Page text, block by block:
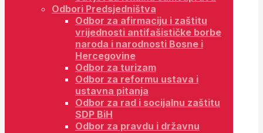
Odbori Predsjedništva
Odbor za afirmaciju i zaštitu
vrijednosti antifašističke borbe
naroda i narodnosti Bosne i
Hercegovine
Odbor za turizam
Odbor za reformu ustava i
ustavna pitanja
Odbor za rad i socijalnu zaštitu
SDP BiH
Odbor za pravdu i državnu